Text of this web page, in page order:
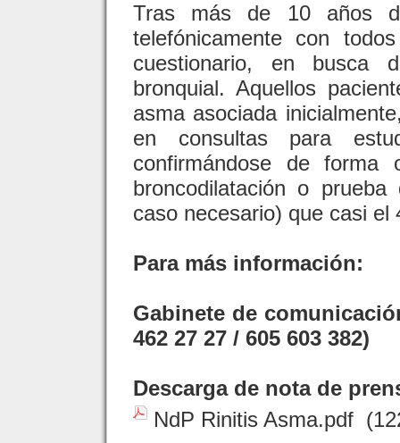
Tras más de 10 años
telefónicamente con
cuestionario, en busca
bronquial. Aquellos
asma asociada
en consultas para
confirmándose de forma
broncodilatación o
caso necesario) que casi
Para más información:
Gabinete de
462 27 27 / 605 603 382)
Descarga de nota de
NdP Rinitis Asma.pdf